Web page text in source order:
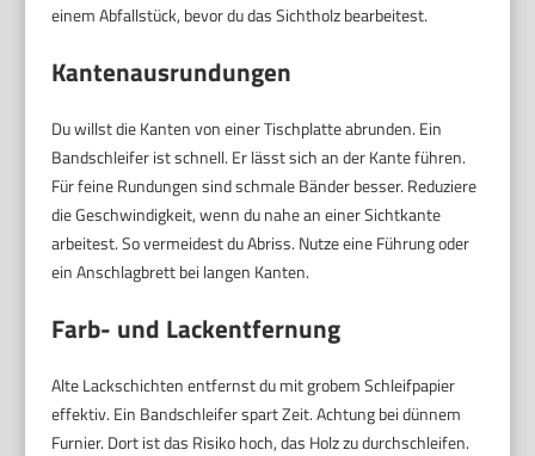
einem Abfallstück, bevor du das Sichtholz bearbeitest.
Kantenausrundungen
Du willst die Kanten von einer Tischplatte abrunden. Ein
Bandschleifer ist schnell. Er lässt sich an der Kante führen.
Für feine Rundungen sind schmale Bänder besser. Reduziere
die Geschwindigkeit, wenn du nahe an einer Sichtkante
arbeitest. So vermeidest du Abriss. Nutze eine Führung oder
ein Anschlagbrett bei langen Kanten.
Farb- und Lackentfernung
Alte Lackschichten entfernst du mit grobem Schleifpapier
effektiv. Ein Bandschleifer spart Zeit. Achtung bei dünnem
Furnier. Dort ist das Risiko hoch, das Holz zu durchschleifen.